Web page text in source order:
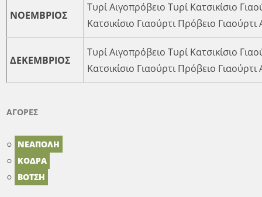
ΝΟΕΜΒΡΙΟΣ
Τυρί Αιγοπρόβειο Τυρί Κατσικίσιο
Κατσικίσιο Γιαούρτι Πρόβειο Γιαούρτι
ΔΕΚΕΜΒΡΙΟΣ
Τυρί Αιγοπρόβειο Τυρί Κατσικίσιο
Κατσικίσιο Γιαούρτι Πρόβειο Γιαούρτι
ΑΓΟΡΕΣ
○ ΝΕΑΠΟΛΗ
○ ΚΟΔΡΑ
○ ΒΟΤΣΗ